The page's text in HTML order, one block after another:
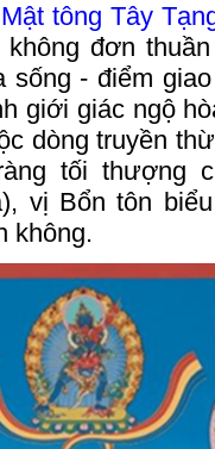
Mật tông Tây
đơn
sống - điểm
giới giác ngộ
dòng truyền
tối thượng
vị Bổn tôn
không.